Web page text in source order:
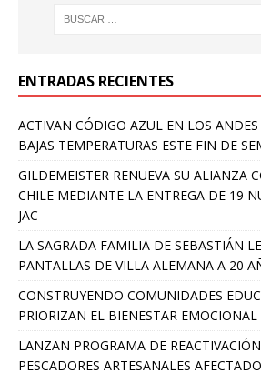
ENTRADAS RECIENTES
ACTIVAN CÓDIGO AZUL EN LOS
BAJAS TEMPERATURAS ESTE FIN DE
GILDEMEISTER RENUEVA SU ALIANZA
CHILE MEDIANTE LA ENTREGA DE 19
JAC
LA SAGRADA FAMILIA DE SEBASTIÁN
PANTALLAS DE VILLA ALEMANA A 20
CONSTRUYENDO COMUNIDADES
PRIORIZAN EL BIENESTAR EMOCIONAL
LANZAN PROGRAMA DE
PESCADORES ARTESANALES